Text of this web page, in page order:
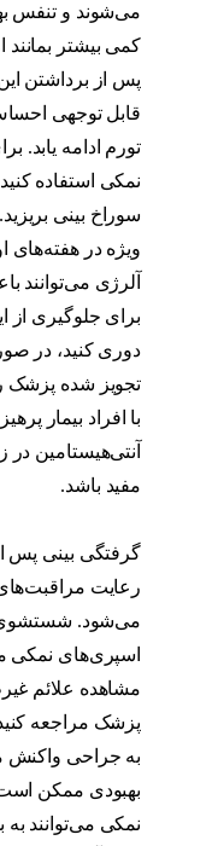
می‌شوند و تنفس
کمی بیشتر بمانند
پس از برداشتن
قابل توجهی
تورم ادامه
نمکی استفاده
سوراخ بینی
ویژه در هفته‌های
آلرژی می‌توانند
برای جلوگیری از
دوری کنید، در
تجویز شده پزشک
با افراد بیمار
آنتی‌هیستامین
مفید باشد.
گرفتگی بینی پس
رعایت
می‌شود. شستشوی
اسپری‌های نمکی
مشاهده علائم
پزشک مراجعه
به جراحی واکنش
بهبودی ممکن
نمکی می‌توانند